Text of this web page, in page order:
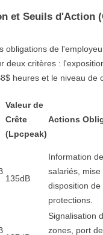
et Seuils d'Action
obligations de
deux critères :
heures et le niveau de
Valeur de
Crête
(Lpcpeak​)
Actions
135dB
Information
salariés, mise
disposition de
protections.
Signalisation
zones, port